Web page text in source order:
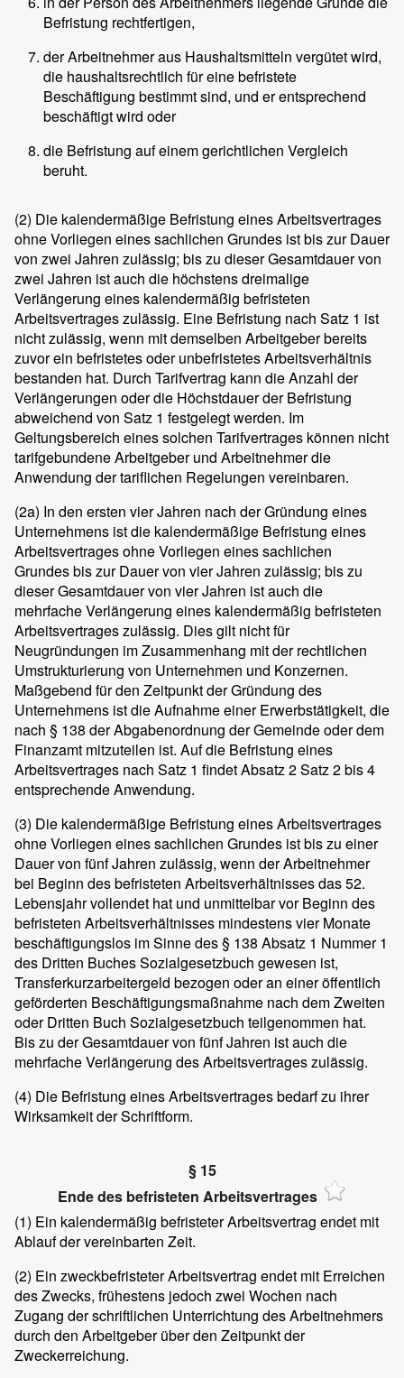
Befristung rechtfertigen,
der Arbeitnehmer aus Haushaltsmitteln vergütet wird,
die haushaltsrechtlich für eine befristete
Beschäftigung bestimmt sind, und er entsprechend
beschäftigt wird oder
die Befristung auf einem gerichtlichen Vergleich
beruht.
(2) Die kalendermäßige Befristung eines Arbeitsvertrages
ohne Vorliegen eines sachlichen Grundes ist bis zur Dauer
von zwei Jahren zulässig; bis zu dieser Gesamtdauer von
zwei Jahren ist auch die höchstens dreimalige
Verlängerung eines kalendermäßig befristeten
Arbeitsvertrages zulässig. Eine Befristung nach Satz 1 ist
nicht zulässig, wenn mit demselben Arbeitgeber bereits
zuvor ein befristetes oder unbefristetes Arbeitsverhältnis
bestanden hat. Durch Tarifvertrag kann die Anzahl der
Verlängerungen oder die Höchstdauer der Befristung
abweichend von Satz 1 festgelegt werden. Im
Geltungsbereich eines solchen Tarifvertrages können nicht
tarifgebundene Arbeitgeber und Arbeitnehmer die
Anwendung der tariflichen Regelungen vereinbaren.
(2a) In den ersten vier Jahren nach der Gründung eines
Unternehmens ist die kalendermäßige Befristung eines
Arbeitsvertrages ohne Vorliegen eines sachlichen
Grundes bis zur Dauer von vier Jahren zulässig; bis zu
dieser Gesamtdauer von vier Jahren ist auch die
mehrfache Verlängerung eines kalendermäßig befristeten
Arbeitsvertrages zulässig. Dies gilt nicht für
Neugründungen im Zusammenhang mit der rechtlichen
Umstrukturierung von Unternehmen und Konzernen.
Maßgebend für den Zeitpunkt der Gründung des
Unternehmens ist die Aufnahme einer Erwerbstätigkeit, die
nach § 138 der Abgabenordnung der Gemeinde oder dem
Finanzamt mitzuteilen ist. Auf die Befristung eines
Arbeitsvertrages nach Satz 1 findet Absatz 2 Satz 2 bis 4
entsprechende Anwendung.
(3) Die kalendermäßige Befristung eines Arbeitsvertrages
ohne Vorliegen eines sachlichen Grundes ist bis zu einer
Dauer von fünf Jahren zulässig, wenn der Arbeitnehmer
bei Beginn des befristeten Arbeitsverhältnisses das 52.
Lebensjahr vollendet hat und unmittelbar vor Beginn des
befristeten Arbeitsverhältnisses mindestens vier Monate
beschäftigungslos im Sinne des § 138 Absatz 1 Nummer 1
des Dritten Buches Sozialgesetzbuch gewesen ist,
Transferkurzarbeitergeld bezogen oder an einer öffentlich
geförderten Beschäftigungsmaßnahme nach dem Zweiten
oder Dritten Buch Sozialgesetzbuch teilgenommen hat.
Bis zu der Gesamtdauer von fünf Jahren ist auch die
mehrfache Verlängerung des Arbeitsvertrages zulässig.
(4) Die Befristung eines Arbeitsvertrages bedarf zu ihrer
Wirksamkeit der Schriftform.
§ 15
Ende des befristeten Arbeitsvertrages
(1) Ein kalendermäßig befristeter Arbeitsvertrag endet mit
Ablauf der vereinbarten Zeit.
(2) Ein zweckbefristeter Arbeitsvertrag endet mit Erreichen
des Zwecks, frühestens jedoch zwei Wochen nach
Zugang der schriftlichen Unterrichtung des Arbeitnehmers
durch den Arbeitgeber über den Zeitpunkt der
Zweckerreichung.